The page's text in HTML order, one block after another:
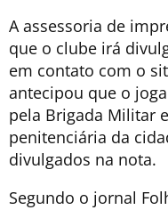
A assessoria de
que o clube irá
em contato com o
antecipou que o
pela Brigada Militar
penitenciária da
divulgados na nota.
Segundo o jornal